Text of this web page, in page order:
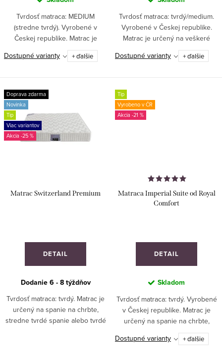
Tvrdosť matraca: MEDIUM
(stredne tvrdý). Vyrobené v
Českej republike. Matrac je
určený na bočné spanie, ľahké
alebo stredne ťažké
Dostupné varianty + ďalšie
Tvrdosť matraca: tvrdý/medium.
Vyrobené v Českej republike.
Matrac je určený na veškeré
spanie. Ideálny pre hospitality
lebo děti.
Dostupné varianty + ďalšie
Doprava zdarma
Novinka
Tip
Viac variantov
-25 %
Matrac Switzerland Premium
DETAIL
Dodanie 6 - 8 týždňov
Tvrdosť matraca: tvrdý. Matrac je
určený na spanie na chrbte,
stredne tvrdé spanie alebo tvrdé
Tip
Vyrobeno v ČR
-21 %
Matraca Imperial Suite od Royal
Comfort
DETAIL
Skladom
Tvrdosť matraca: tvrdý. Vyrobené
v Českej republike. Matrac je
určený na spanie na chrbte,
stredne tvrdé spanie alebo tvrdé
spanie. Odporúča sa pre
Dostupné varianty + ďalšie